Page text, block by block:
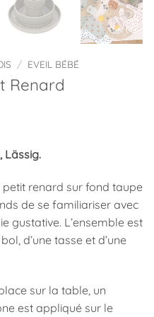
/ EVEIL BÉBÉ
Renard
Lässig.
renard sur fond taupe
de se familiariser avec
gustative. L’ensemble est
d’une tasse et d’une
sur la table, un
est appliqué sur le